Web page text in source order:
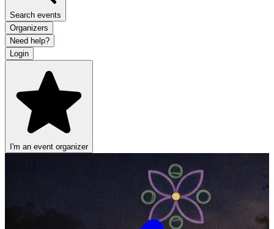
Search events
Organizers
Need help?
Login
I'm an event organizer